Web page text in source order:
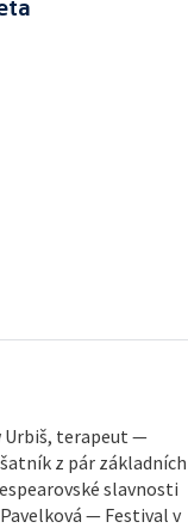
Urbiš, terapeut —
z pár základních
slavnosti
— Festival v